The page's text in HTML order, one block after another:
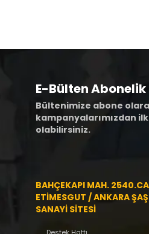
E-Bülten Abonelik
Bültenimize abone
kampanyalarımızdan
olabilirsiniz.
BAHÇEKAPI MAH.
ETİMESGUT / ANKARA
SANAYİ SİTESİ